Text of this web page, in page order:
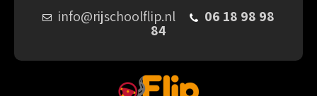
info@rijschoolflip.nl 06 18 98 98
84